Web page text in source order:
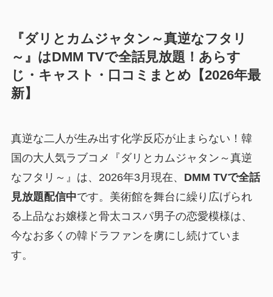
『ダリとカムジャタン～真逆なフタリ
～』はDMM TVで全話見放題！あらす
じ・キャスト・口コミまとめ【2026年最
新】
真逆な二人が生み出す化学反応が止まらない！韓
国の大人気ラブコメ『ダリとカムジャタン～真逆
なフタリ～』は、2026年3月現在、 DMM TVで全話
見放題配信中です。美術館を舞台に繰り広げられ
る上品なお嬢様と骨太コスパ男子の恋愛模様は、
今なお多くの韓ドラファンを虜にし続けていま
す。